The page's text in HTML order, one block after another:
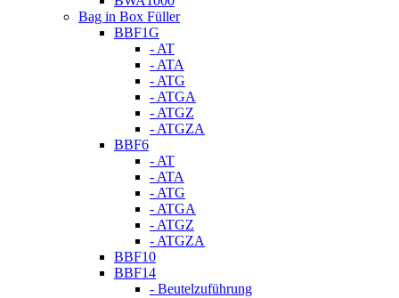
Bag in Box Füller
BBF1G
- AT
- ATA
- ATG
- ATGA
- ATGZ
- ATGZA
BBF6
- AT
- ATA
- ATG
- ATGA
- ATGZ
- ATGZA
BBF10
BBF14
- Beutelzuführung